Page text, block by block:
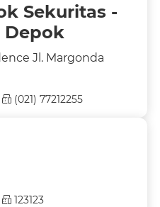
Sekuritas -
Depok
Jl. Margonda
(021) 77212255
123123